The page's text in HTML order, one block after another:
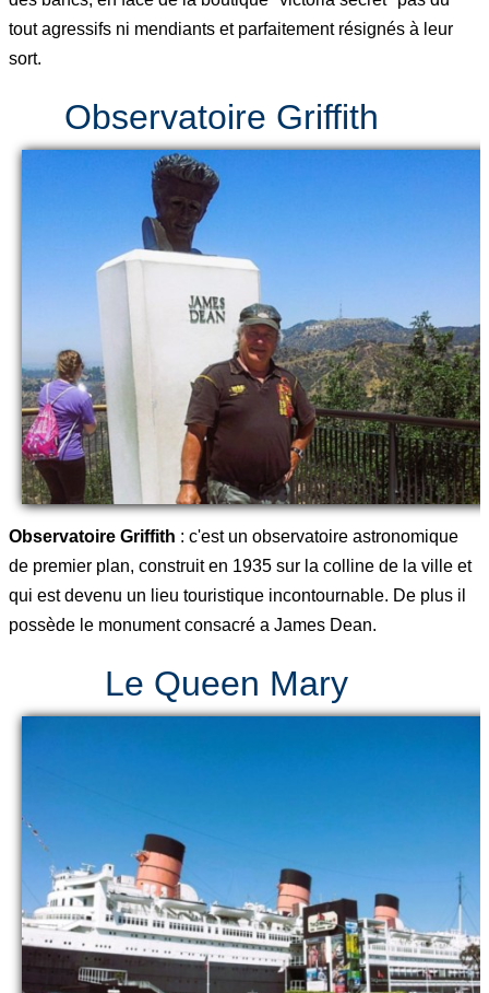
tout agressifs ni mendiants et parfaitement résignés à leur
sort.
Observatoire Griffith
Observatoire Griffith : c'est un observatoire astronomique
de premier plan, construit en 1935 sur la colline de la ville et
qui est devenu un lieu touristique incontournable. De plus il
possède le monument consacré a James Dean.
Le Queen Mary